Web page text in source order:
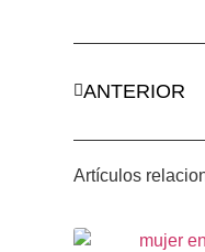
ANTERIOR
Artículos